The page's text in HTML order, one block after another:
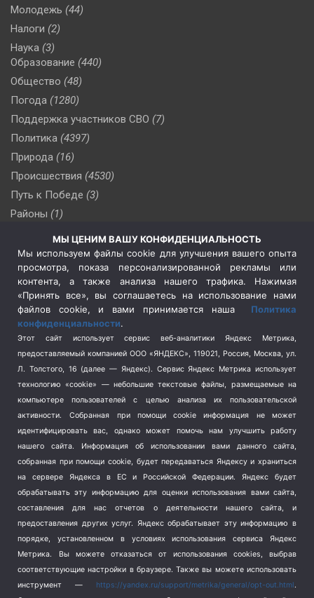
Молодежь (44)
Налоги (2)
Наука (3)
Образование (440)
Общество (48)
Погода (1280)
Поддержка участников СВО (7)
Политика (4397)
Природа (16)
Происшествия (4530)
Путь к Победе (3)
Районы (1)
(510)
Сельское хозяйство (3)
Социальная политика
(3)
Спецоперация в Украине
Спецоперация на Украине
(404)
Спорт (740)
Терроризм (1)
Транспорт (262)
Туризм (178)
Школа и спорт (2)
Экология (8)
Экономика (1172)
МЫ ЦЕНИМ ВАШУ КОНФИДЕНЦИАЛЬНОСТЬ
Мы используем файлы cookie для улучшения вашего опыта
просмотра, показа персонализированной рекламы или
контента, а также анализа нашего трафика. Нажимая
«Принять все», вы соглашаетесь на использование нами
файлов cookie, и вами принимается наша Политика
конфиденциальности.
Этот сайт использует сервис веб-аналитики Яндекс Метрика,
предоставляемый компанией ООО «ЯНДЕКС», 119021, Россия, Москва, ул.
Л. Толстого, 16 (далее — Яндекс). Сервис Яндекс Метрика использует
технологию «cookie» — небольшие текстовые файлы, размещаемые на
компьютере пользователей с целью анализа их пользовательской
активности.
Собранная при помощи cookie информация не может
идентифицировать вас, однако может помочь нам улучшить работу
нашего сайта. Информация об использовании вами данного сайта,
собранная при помощи cookie, будет передаваться Яндексу и храниться
на сервере Яндекса в ЕС и Российской Федерации. Яндекс будет
обрабатывать эту информацию для оценки использования вами сайта,
составления для нас отчетов о деятельности нашего сайта, и
предоставления других услуг. Яндекс обрабатывает эту информацию в
порядке, установленном в условиях использования сервиса Яндекс
Метрика.
Вы можете отказаться от использования cookies, выбрав
соответствующие настройки в браузере. Также вы можете использовать
инструмент — https://yandex.ru/support/metrika/general/opt-out.html.